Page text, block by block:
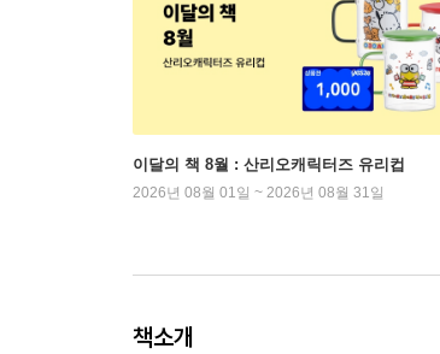
이달의 책 8월 : 산리오캐릭터즈 유리컵
2026년 08월 01일 ~ 2026년 08월 31일
책소개